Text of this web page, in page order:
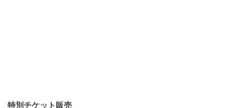
特別チケット販売